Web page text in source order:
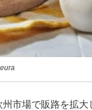
市場で販路を拡大